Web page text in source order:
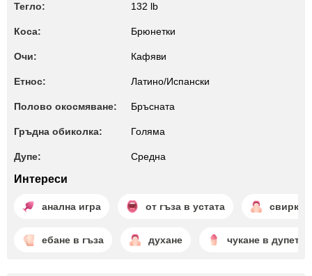
Тегло: 132 lb
Коса: Брюнетки
Очи: Кафяви
Етнос: Латино/Испански
Полово окосмяване: Бръсната
Гръдна обиколка: Голяма
Дупе: Среднa
Интереси
анална игра от гъза в устата свирка
ебане в гъза духане чукане в дупето